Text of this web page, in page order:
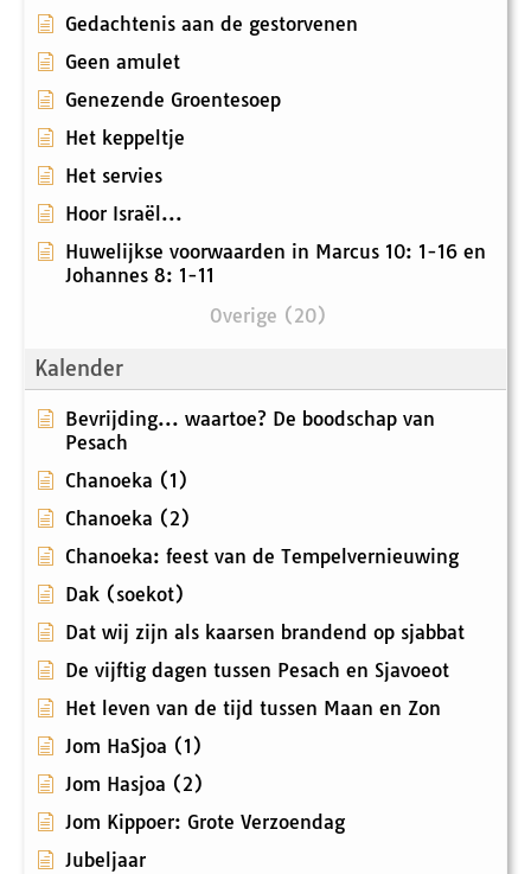
Gedachtenis aan de gestorvenen
Geen amulet
Genezende Groentesoep
Het keppeltje
Het servies
Hoor Israël...
Huwelijkse voorwaarden in Marcus 10: 1-16 en
Johannes 8: 1-11
Overige (20)
Kalender
Bevrijding... waartoe? De boodschap van
Pesach
Chanoeka (1)
Chanoeka (2)
Chanoeka: feest van de Tempelvernieuwing
Dak (soekot)
Dat wij zijn als kaarsen brandend op sjabbat
De vijftig dagen tussen Pesach en Sjavoeot
Het leven van de tijd tussen Maan en Zon
Jom HaSjoa (1)
Jom Hasjoa (2)
Jom Kippoer: Grote Verzoendag
Jubeljaar